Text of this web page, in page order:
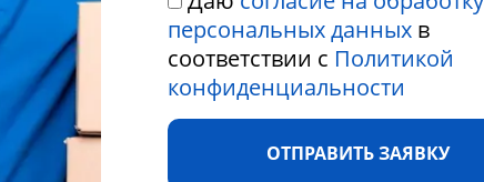
персональных данных в
соответствии с Политикой
конфиденциальности
ОТПРАВИТЬ ЗАЯВКУ